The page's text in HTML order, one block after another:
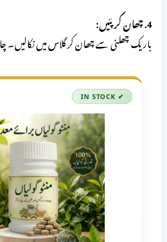
4. چھان کر پئیں:
باریک چھلنی سے چھان کر گلاس میں نکالیں۔